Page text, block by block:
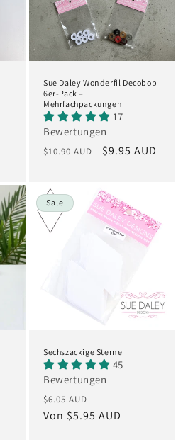
Sue Daley Wonderfil Decobob
6er-Pack –
Mehrfachpackungen
17
Bewertungen
Normaler
$10.90 AUD Verkaufspreis
$9.95 AUD
Sale
Sechszackige Sterne
45
Bewertungen
Normaler
Preis
$6.05 AUD
Von $5.95 AUD